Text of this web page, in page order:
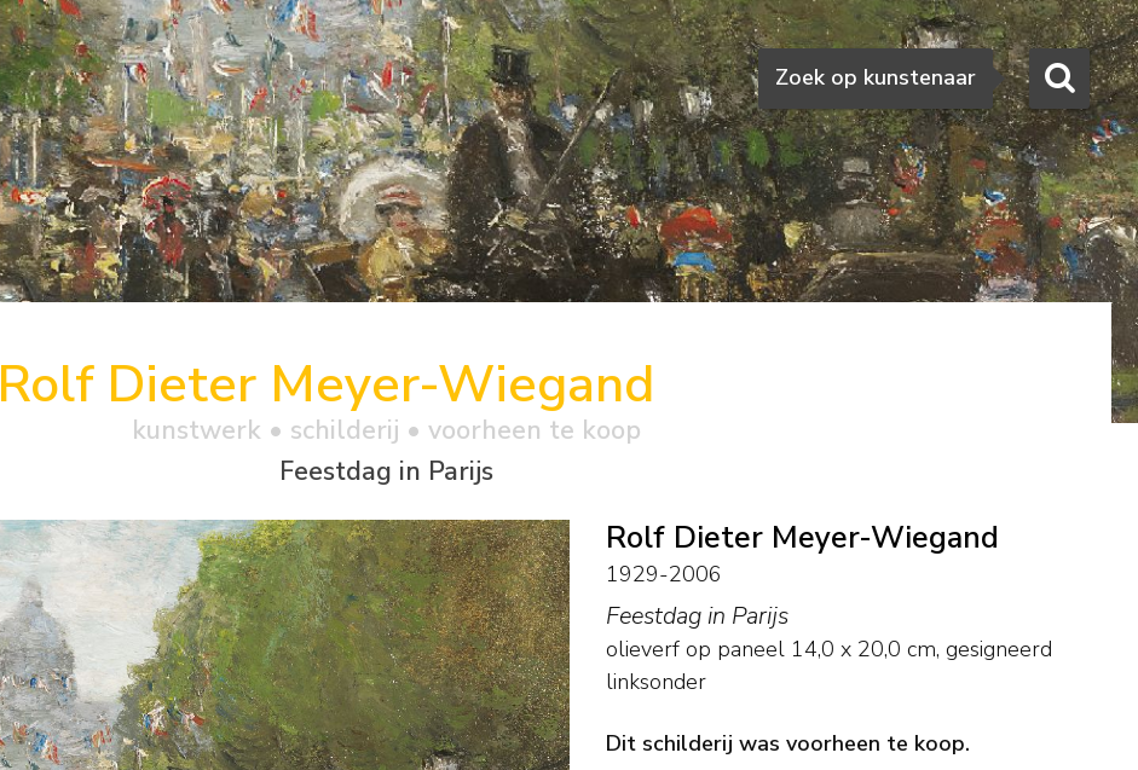
Zoeken
Zoek op kunstenaar
Rolf Dieter Meyer-Wiegand
kunstwerk • schilderij • voorheen te koop
Feestdag in Parijs
Rolf Dieter Meyer-Wiegand
1929-2006
Feestdag in Parijs
olieverf op paneel 14,0 x 20,0 cm, gesigneerd
linksonder
Dit schilderij was voorheen te koop.